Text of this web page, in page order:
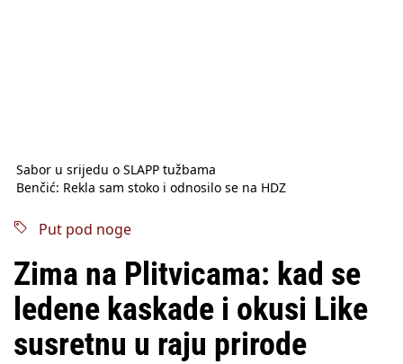
Sabor u srijedu o SLAPP tužbama
Benčić: Rekla sam stoko i odnosilo se na HDZ
godine
Sindikati traže zaštitu plaća od inflacije, Ćorić pregovore
najavio za jesen
Državni tajnik Rukavina: Hrvatska ima 3,6 milijuna birača
HŽ Infrastruktura: Nesreće na željezničkim prijelazima
prepolovljene
Državni inspektorat opozvao Barebells pločicu - soft protein
bar Coco Choco
Put pod noge
Zima na Plitvicama: kad se
ledene kaskade i okusi Like
susretnu u raju prirode